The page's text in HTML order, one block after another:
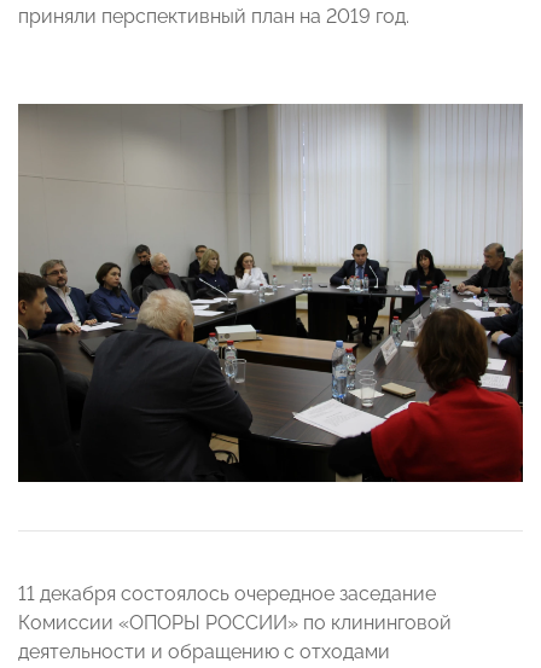
приняли перспективный план на 2019 год.
11 декабря состоялось очередное заседание
Комиссии «ОПОРЫ РОССИИ» по клининговой
деятельности и обращению с отходами